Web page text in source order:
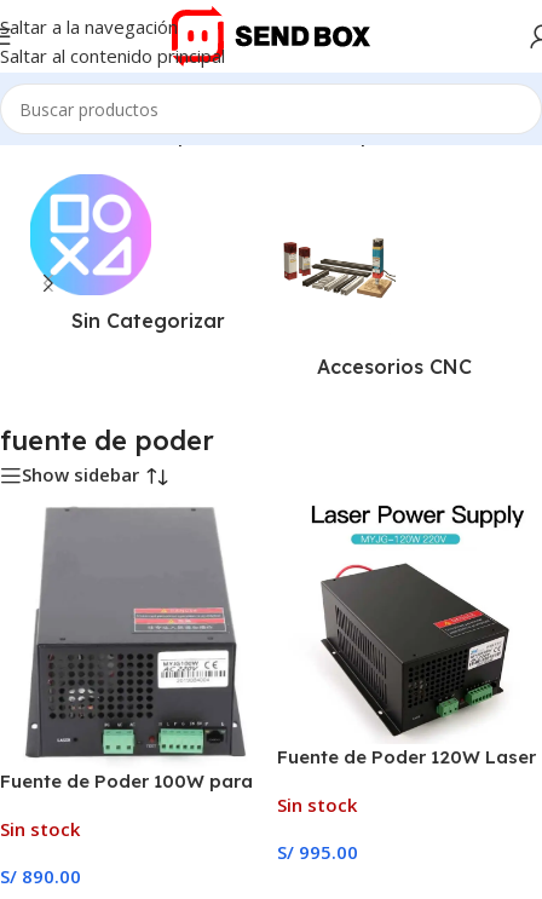
Saltar a la navegación
Saltar al contenido principal
Inicio/Productos etiquetados “fuente de poder”
Sin Categorizar
Accesorios CNC
fuente de poder
Show sidebar
Fuente de Poder 100W para
Sin stock
S/ 890.00
Fuente de Poder 120W Laser
Sin stock
S/ 995.00